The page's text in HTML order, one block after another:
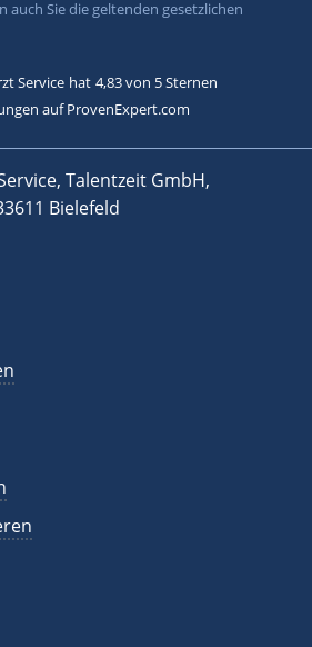
auch Sie die geltenden gesetzlichen
Service hat 4,83von 5Sternen
auf ProvenExpert.com
Talentzeit GmbH,
Bielefeld